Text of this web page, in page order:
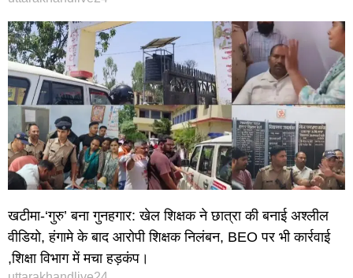
खटीमा-‘गुरु’ बना गुनहगार: खेल शिक्षक ने छात्रा की बनाई अश्लील
वीडियो, हंगामे के बाद आरोपी शिक्षक निलंबन, BEO पर भी कार्रवाई
,शिक्षा विभाग में मचा हड़कंप।